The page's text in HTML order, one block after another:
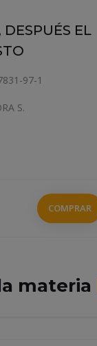
DESPUÉS EL
97-1
S.
COMPRAR
materia